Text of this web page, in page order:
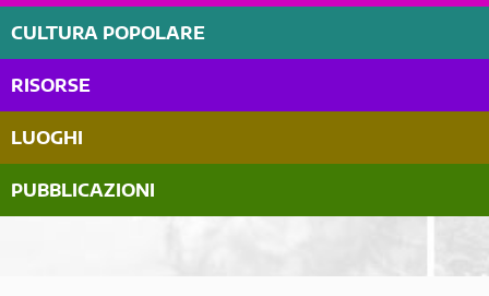
CULTURA POPOLARE
RISORSE
LUOGHI
PUBBLICAZIONI